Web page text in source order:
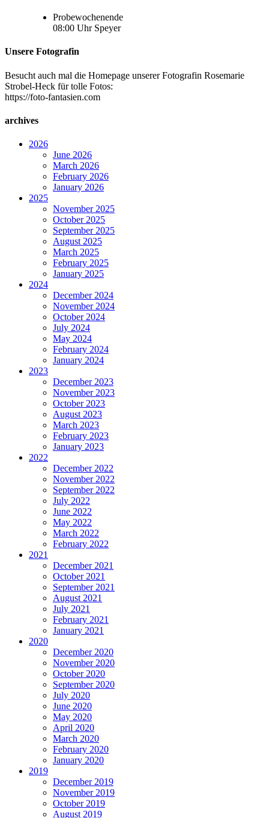
Probewochenende
08:00 Uhr Speyer
Unsere Fotografin
Besucht auch mal die Homepage unserer Fotografin Rosemarie
Strobel-Heck für tolle Fotos:
https://foto-fantasien.com
archives
2026
June 2026
March 2026
February 2026
January 2026
2025
November 2025
October 2025
September 2025
August 2025
March 2025
February 2025
January 2025
2024
December 2024
November 2024
October 2024
July 2024
May 2024
February 2024
January 2024
2023
December 2023
November 2023
October 2023
August 2023
March 2023
February 2023
January 2023
2022
December 2022
November 2022
September 2022
July 2022
June 2022
May 2022
March 2022
February 2022
2021
December 2021
October 2021
September 2021
August 2021
July 2021
February 2021
January 2021
2020
December 2020
November 2020
October 2020
September 2020
July 2020
June 2020
May 2020
April 2020
March 2020
February 2020
January 2020
2019
December 2019
November 2019
October 2019
August 2019